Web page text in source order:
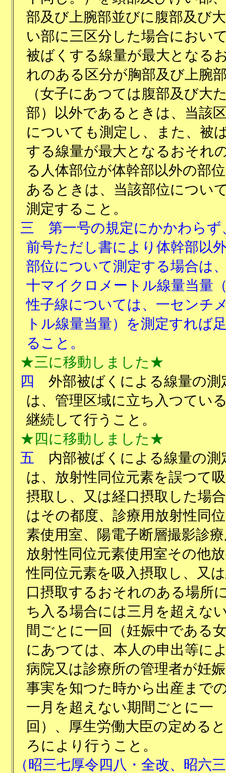
部及び上腕部並びに腹部及び
い部に三区分した場合におい
被ばくする線量が最大となる
れのある区分が胸部及び上腕
（女子にあつては腹部及び大
部）以外であるときは、当該
についても測定し、また、被
する線量が最大となるおそれ
る人体部位が体幹部以外の部
あるときは、当該部位につい
測定すること。
三
第一号の規定にかかわらず
前号ただし書により体幹部以
部位について測定する場合は
十マイクロメートル線量当量
性子線については、一センチ
トル線量当量）を測定すれば
ること。
★三に移動しました★
四
外部被ばくによる線量の測
は、管理区域に立ち入つてい
継続して行うこと。
★四に移動しました★
五
内部被ばくによる線量の測
は、放射性同位元素を誤つて
摂取し、又は経口摂取した場
はその都度、診療用放射性同
素使用室、陽電子断層撮影診
放射性同位元素使用室その他
性同位元素を吸入摂取し、又
口摂取するおそれのある場所
ち入る場合には三月を超えな
間ごとに一回（妊娠中である
にあつては、本人の申出等に
病院又は診療所の管理者が妊
事実を知つた時から出産まで
一月を超えない期間ごとに一
回）、厚生労働大臣の定める
ろにより行うこと。
（昭三七厚令四八・全改、昭六